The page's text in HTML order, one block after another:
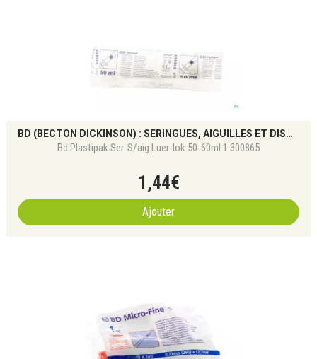
BD (BECTON DICKINSON) : SERINGUES, AIGUILLES ET DISPOSITIFS MÉDICAUX DE PRÉCISION
Bd Plastipak Ser. S/aig Luer-lok 50-60ml 1 300865
1 ,44€
Ajouter